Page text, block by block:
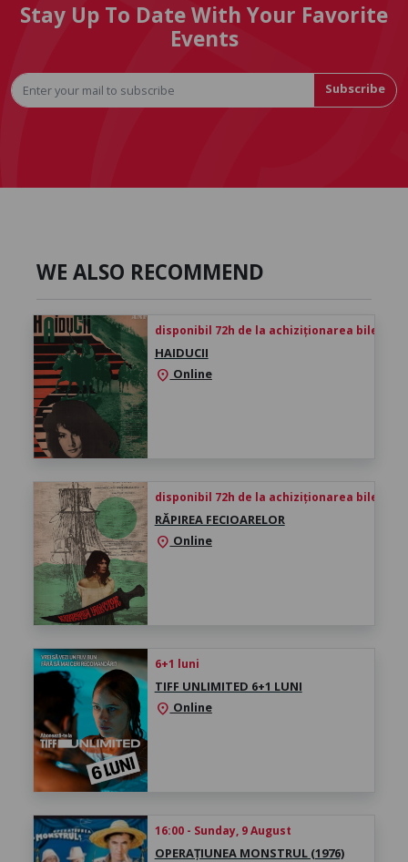
Stay Up To Date With Your Favorite
Events
Subscribe
WE ALSO RECOMMEND
disponibil 72h de la achiziționarea biletului
HAIDUCII
location_on Online
disponibil 72h de la achiziționarea biletului
RĂPIREA FECIOARELOR
location_on Online
6+1 luni
TIFF UNLIMITED 6+1 LUNI
location_on Online
16:00 - Sunday, 9 August
OPERAȚIUNEA MONSTRUL (1976)